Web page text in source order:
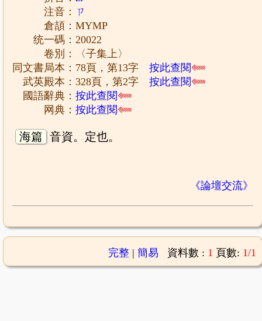
注音： ㄗ
倉頡：MYMP
统一碼：20022
卷別：〈子集上〉
同文書局本：78頁，第13字按此查閱
武英殿本：328頁，第2字按此查閱
國語辭典：按此查閱
网典：按此查閱
海篇 音資。定也。
《論壇交流》
完整| 簡易 資料數 : 1 頁數: 1/1